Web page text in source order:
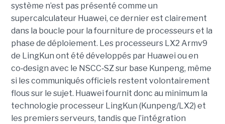
système n’est pas présenté comme un
supercalculateur Huawei, ce dernier est clairement
dans la boucle pour la fourniture de processeurs et la
phase de déploiement. Les processeurs LX2 Armv9
de LingKun ont été développés par Huawei ou en
co‑design avec le NSCC‑SZ sur base Kunpeng, même
si les communiqués officiels restent volontairement
flous sur le sujet. Huawei fournit donc au minimum la
technologie processeur LingKun (Kunpeng/LX2) et
les premiers serveurs, tandis que l’intégration